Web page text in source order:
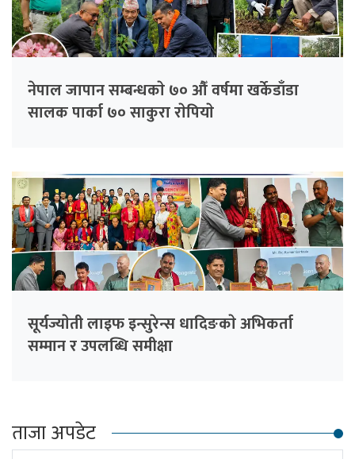
नेपाल जापान सम्बन्धकाे ७० औँ वर्षमा खर्केडाँडा
सालक पार्का ७० साकुरा राेपियाे
सूर्यज्याेती लाइफ इन्सुरेन्स धादिङकाे अभिकर्ता
सम्मान र उपलब्धि समीक्षा
ताजा अपडेट